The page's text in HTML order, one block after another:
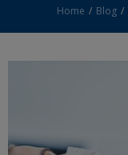
You are here:
Home Blog